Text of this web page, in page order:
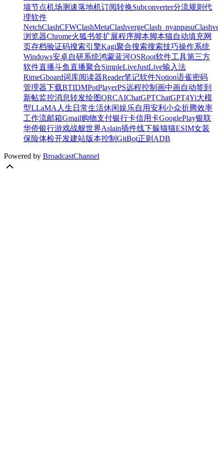
墙节点机场测速落地机订阅转换Subconverter分流规则 代
理软件
NetchClashCFWClashMetaClashvergeClash_nyanpasu
浏览器Chrome火狐书签扩展程序脚本脚本猫自动填充网
页存档验证码搜索引擎Kagi聚合搜索搜索技巧操作系统
Windows安卓自研系统鸿蒙蓝河OSRoot软件工具第三方
软件直播斗鱼直播聚合SimpleLiveJustLive输入法
RimeGboard词库阅读器Reader笔记软件Notion语雀密码
管理器下载BTIDMPotPlayerPS远程控制 画中画自动签到
新帖监控消息转发绘图ORCAIChatGPTChatGPT4Yi大模
型LLaMA 人生 日常生活休闲娱乐自用安利 小众折腾效率
工作流邮箱Gmail购物支付银行卡信用卡GooglePlay银联
华侨银行游戏战舰世界Aslain插件线下躲猫猫ESIM女装
保险体检开发建站版本控制 GitBot正则 ADB
Powered by BroadcastChannel